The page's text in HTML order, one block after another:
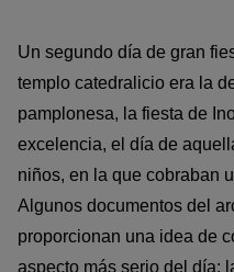
Un segundo día de gran
templo catedralicio era la
pamplonesa, la fiesta de
excelencia, el día de
niños, en la que cobraban
Algunos documentos del
proporcionan una idea de
aspecto más serio del día: